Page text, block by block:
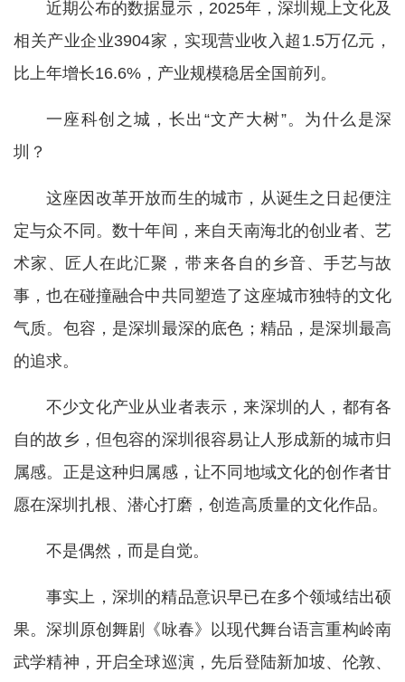
近期公布的数据显示，2025年，深圳规上文化及
相关产业企业3904家，实现营业收入超1.5万亿元，
比上年增长16.6%，产业规模稳居全国前列。
一座科创之城，长出“文产大树”。为什么是深
圳？
这座因改革开放而生的城市，从诞生之日起便注
定与众不同。数十年间，来自天南海北的创业者、艺
术家、匠人在此汇聚，带来各自的乡音、手艺与故
事，也在碰撞融合中共同塑造了这座城市独特的文化
气质。包容，是深圳最深的底色；精品，是深圳最高
的追求。
不少文化产业从业者表示，来深圳的人，都有各
自的故乡，但包容的深圳很容易让人形成新的城市归
属感。正是这种归属感，让不同地域文化的创作者甘
愿在深圳扎根、潜心打磨，创造高质量的文化作品。
不是偶然，而是自觉。
事实上，深圳的精品意识早已在多个领域结出硕
果。深圳原创舞剧《咏春》以现代舞台语言重构岭南
武学精神，开启全球巡演，先后登陆新加坡、伦敦、